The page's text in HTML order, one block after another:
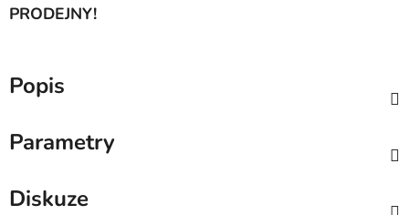
PRODEJNY!
Popis
Parametry
Diskuze